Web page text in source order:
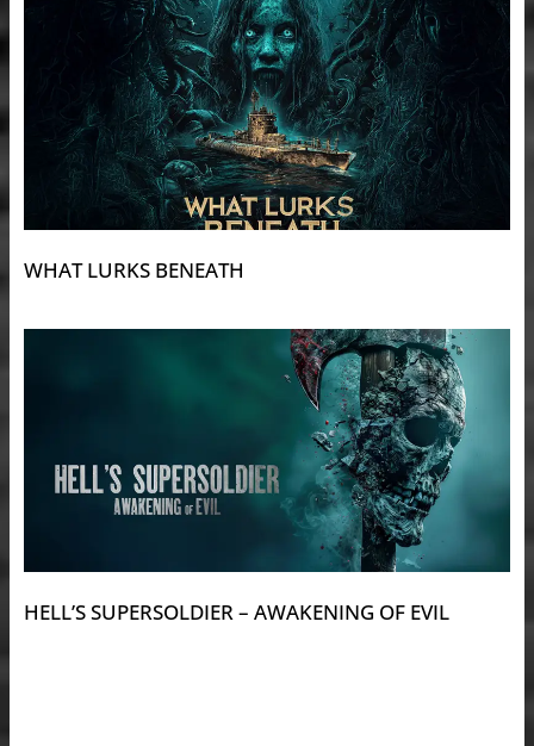
WHAT LURKS BENEATH
HELL’S SUPERSOLDIER – AWAKENING OF EVIL